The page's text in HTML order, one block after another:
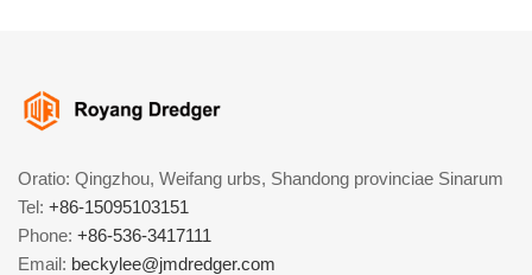
Oratio: Qingzhou, Weifang urbs, Shandong provinciae Sinarum
Tel: +86-15095103151
Phone: +86-536-3417111
Email: beckylee@jmdredger.com